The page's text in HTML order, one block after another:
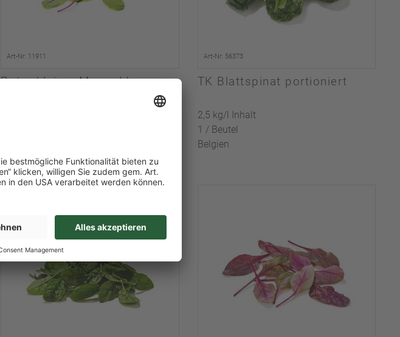
Art-Nr. 11911
Roter kleiner Mangold
Art-Nr. 56373
TK Blattspinat portioniert
2,5 kg/l Inhalt
1 / Beutel
Belgien